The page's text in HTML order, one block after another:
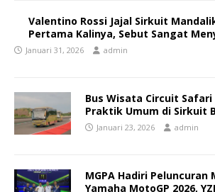
Valentino Rossi Jajal Sirkuit
Pertama Kalinya, Sebut Sangat
Januari 31, 2026 admin
Bus Wisata Circuit
Praktik Umum di Sirkuit
Januari 23, 2026 admin
MGPA Hadiri Peluncuran
Yamaha MotoGP 2026,